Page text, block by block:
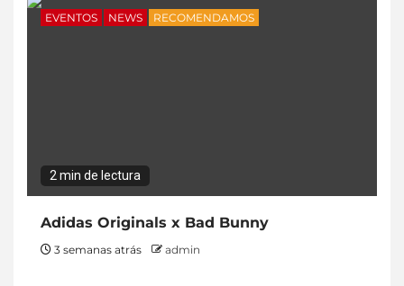
EVENTOS NEWS RECOMENDAMOS
2 min de lectura
Adidas Originals x Bad Bunny
3 semanas atrás admin